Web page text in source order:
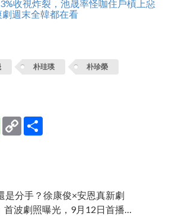
收視炸裂，池晟率怪咖住戶槓上惡
週末全韓都在看
朴珪瑛 朴珍榮
WhatsApp
Copy
Link
是分手？徐康俊×安恩真新劇
首波劇照曝光，9月12日首播引